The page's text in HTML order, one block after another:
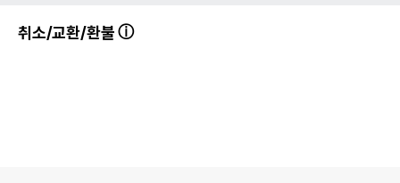
취소/교환/환불